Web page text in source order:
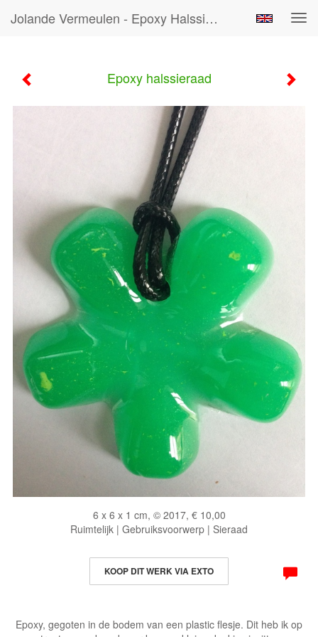
Jolande Vermeulen - Epoxy Halssieraad
Epoxy halssieraad
6 x 6 x 1 cm, © 2017, € 10,00
Ruimtelijk | Gebruiksvoorwerp | Sieraad
KOOP DIT WERK VIA EXTO
Epoxy, gegoten in de bodem van een plastic flesje. Dit heb ik op